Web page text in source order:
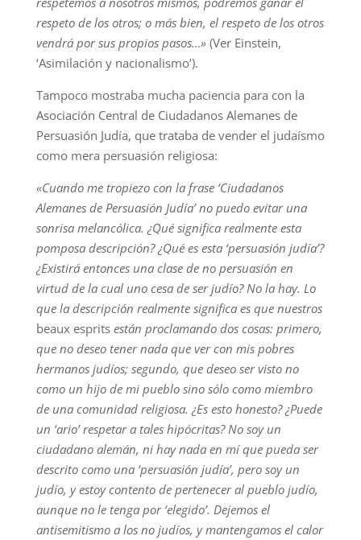
respeto de los otros; o más bien, el respeto de los otros
vendrá por sus propios pasos…»(Ver Einstein,
‘Asimilación y nacionalismo’).
Tampoco mostraba mucha paciencia para con la
Asociación Central de Ciudadanos Alemanes de
Persuasión Judía, que trataba de vender el judaísmo
como mera persuasión religiosa:
«Cuando me tropiezo con la frase ‘Ciudadanos
Alemanes de Persuasión Judía’ no puedo evitar una
sonrisa melancólica. ¿Qué significa realmente esta
pomposa descripción? ¿Qué es esta ‘persuasión judía’?
¿Existirá entonces una clase de no persuasión en
virtud de la cual uno cesa de ser judío? No la hay. Lo
que la descripción realmente significa es que nuestros
beaux espritsestán proclamando dos cosas: primero,
que no deseo tener nada que ver con mis pobres
hermanos judíos; segundo, que deseo ser visto no
como un hijo de mi pueblo sino sólo como miembro
de una comunidad religiosa. ¿Es esto honesto? ¿Puede
un ‘ario’ respetar a tales hipócritas? No soy un
ciudadano alemán, ni hay nada en mí que pueda ser
descrito como una ‘persuasión judía’, pero soy un
judío, y estoy contento de pertenecer al pueblo judío,
aunque no le tenga por ‘elegido’. Dejemos el
antisemitismo a los no judíos, y mantengamos el calor